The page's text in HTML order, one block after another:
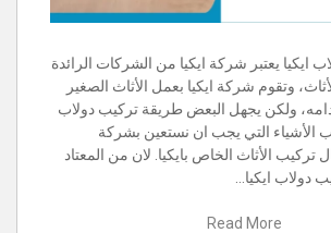
ايكيا يعتبر شركة ايكيا من الشركات الرائدة
وتقوم شركة ايكيا بعمل الأثاث الصغير
ولكن يجهل البعض طريقة تركيب دولاب
الأشياء التي يجب ان نستعين بشركة
الأثاث الخاص بايكيا. لان من المعتاد
دولاب ايكيا…
Read More